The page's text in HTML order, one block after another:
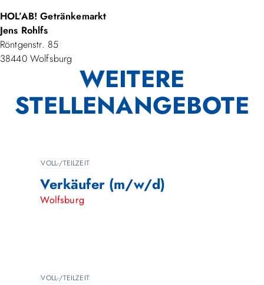
HOL’AB! Getränkemarkt
Jens Rohlfs
Röntgenstr. 85
38440 Wolfsburg
WEITERE
STELLENANGEBOTE
Verkäufer (m/w/d)
Wolfsburg
VOLL-/TEILZEIT
VOLL-/TEILZEIT